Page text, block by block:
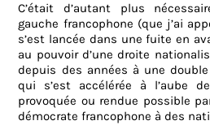
C’était d’autant plus
gauche francophone (que j’ai
s’est lancée dans une fuite en
au pouvoir d’une droite
depuis des années à une
qui s’est accélérée à l’aube
provoquée ou rendue possible
démocrate francophone à des